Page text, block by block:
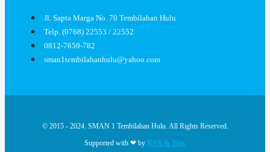
Jl. Sapta Marga No. 70 Tembilahan Hulu
Telp. (0768) 22553 / 22552
0812-7659-782
sman1tembilahanhulu@yahoo.com
© 2015 - 2024. SMAN 1 Tembilahan Hulu. All Rights Reserved.
Supported with ❤ by RSN & Tim.